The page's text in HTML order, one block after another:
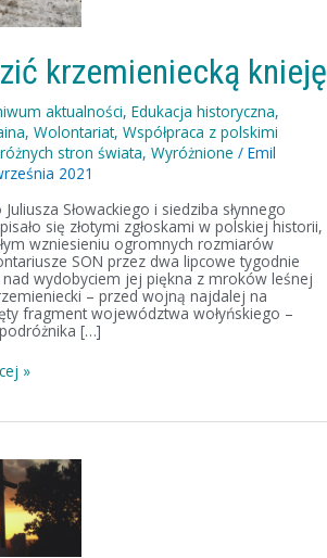
krzemieniecką knieję
aktualności,Edukacja historyczna,
,Wolontariat,Współpraca z polskimi
stron świata,Wyróżnione /Emil
2021
Słowackiego i siedziba słynnego
się złotymi zgłoskami w polskiej historii,
wzniesieniu ogromnych rozmiarów
SON przez dwa lipcowe tygodnie
nad wydobyciem jej piękna z mroków leśnej
– przed wojną najdalej na
fragment województwa wołyńskiego –
[…]
»